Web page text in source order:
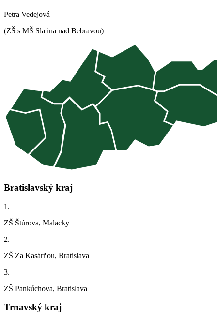
Petra Vedejová
(ZŠ s MŠ Slatina nad Bebravou)
Bratislavský kraj
1.
ZŠ Štúrova, Malacky
2.
ZŠ Za Kasárňou, Bratislava
3.
ZŠ Pankúchova, Bratislava
Trnavský kraj